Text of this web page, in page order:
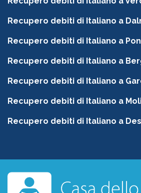
Recupero debiti di Italiano a
Recupero debiti di Italiano a
Recupero debiti di Italiano a
Recupero debiti di Italiano a
Recupero debiti di Italiano a
Recupero debiti di Italiano a